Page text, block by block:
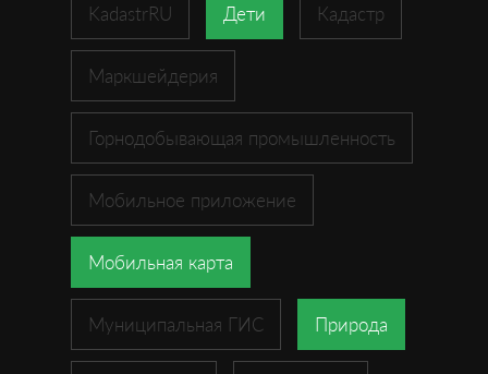
KadastrRU Дети Кадастр
Маркшейдерия
Горнодобывающая промышленность
Мобильное приложение
Мобильная карта
Муниципальная ГИС Природа